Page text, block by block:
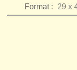
Format :
29 x